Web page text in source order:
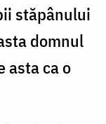
stăpânului
domnul
asta ca o